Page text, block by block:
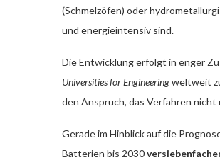
(Schmelzöfen) oder
und energieintensiv sind.
Die Entwicklung erfolgt in enger
Universities for Engineeringweltweit
den Anspruch, das Verfahren
Gerade im Hinblick auf die
Batterien bis 2030